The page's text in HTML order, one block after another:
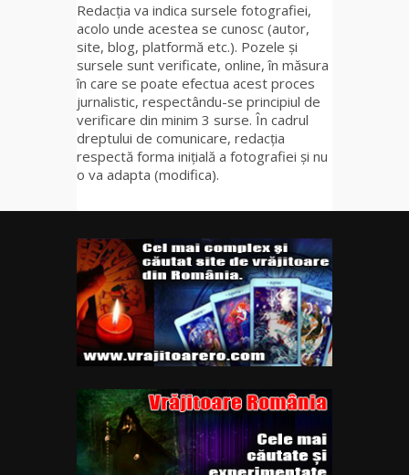
Redacția va indica sursele fotografiei,
acolo unde acestea se cunosc (autor,
site, blog, platformă etc.). Pozele și
sursele sunt verificate, online, în măsura
în care se poate efectua acest proces
jurnalistic, respectându-se principiul de
verificare din minim 3 surse. În cadrul
dreptului de comunicare, redacția
respectă forma inițială a fotografiei și nu
o va adapta (modifica).